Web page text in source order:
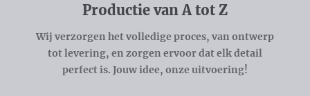
Productie van A tot Z
Wij verzorgen het volledige proces, van ontwerp
tot levering, en zorgen ervoor dat elk detail
perfect is. Jouw idee, onze uitvoering!